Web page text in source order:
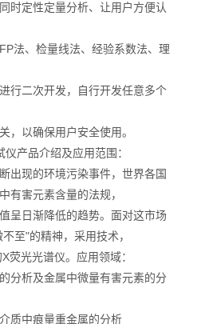
定性定量分析、让用户方便认
、检量线法、经验系数法、理
二次开发，自行开发任意多个
以确保用户安全使用。
产品介绍及应用范围：
现的环境污染事件，世界各国
有害元素含量的法规，
日渐降低的趋势。面对这市场
至"的精神，采用技术，
光光谱仪。应用领域：
析及金属中微量有害元素的分
中痕量重金属的分析